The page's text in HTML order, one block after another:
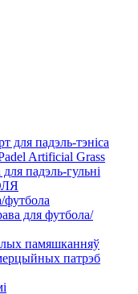
для падэль-тэніса
Artificial Grass
падэль-гульні
футбола
для футбола/
памяшканняў
патрэб